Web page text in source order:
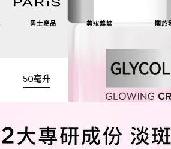
男士產品 美妝雜誌 關於
50毫升